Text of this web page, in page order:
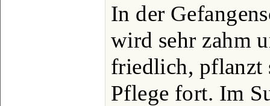
In der
wird sehr zahm
friedlich, pflanzt
Pflege fort. Im